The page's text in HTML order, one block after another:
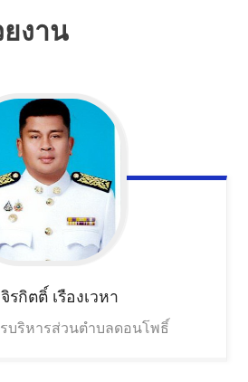
งาน
รกิตติ์ เรืองเวหา
บริหารส่วนตำบลดอนโพธิ์